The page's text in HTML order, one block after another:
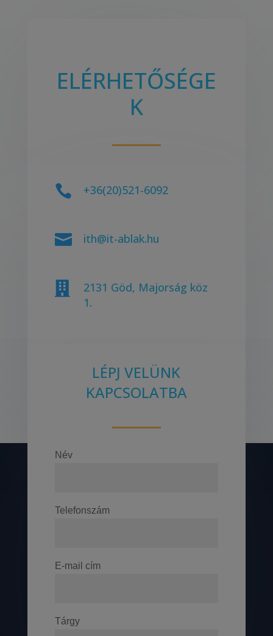
ELÉRHETŐSÉGE
K
 +36(20)521-6092
 ith@it-ablak.hu

2131 Göd, Majorság köz
1.
LÉPJ VELÜNK
KAPCSOLATBA
Név
Telefonszám
E-mail cím
Tárgy